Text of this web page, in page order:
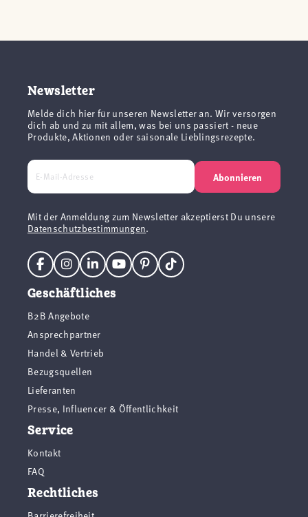
Newsletter
Melde dich hier für unseren Newsletter an. Wir versorgen
dich ab und zu mit allem, was bei uns passiert - neue
Produkte, Aktionen oder saisonale Lieblingsrezepte.
Abonnieren
Mit der Anmeldung zum Newsletter akzeptierst Du unsere
Datenschutzbestimmungen.
Geschäftliches
B2B Angebote
Ansprechpartner
Handel & Vertrieb
Bezugsquellen
Lieferanten
Presse, Influencer & Öffentlichkeit
Service
Kontakt
FAQ
Rechtliches